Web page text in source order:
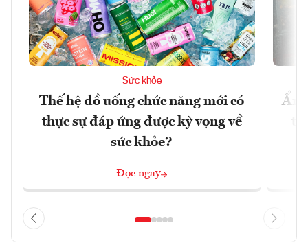
Sức khỏe
Thế hệ đồ uống chức năng mới có
thực sự đáp ứng được kỳ vọng về
sức khỏe?
Đọc ngay
Ẩm